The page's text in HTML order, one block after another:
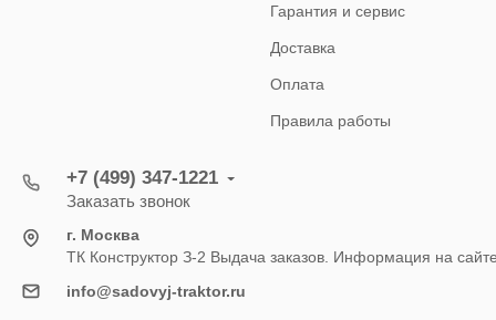
Гарантия и сервис
Доставка
Оплата
Правила работы
+7 (499) 347-1221
Заказать звонок
г. Москва
ТК Конструктор З-2 Выдача заказов. Информация на
info@sadovyj-traktor.ru